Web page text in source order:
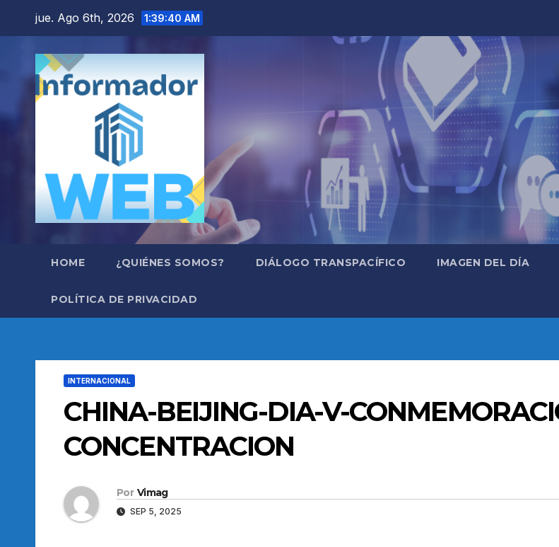
contenido
jue. Ago 6th, 2026 1:39:41 AM
HOME ¿QUIÉNES SOMOS? DIÁLOGO TRANSPACÍFICO IMAGEN DEL DÍA
POLÍTICA DE PRIVACIDAD
INTERNACIONAL
CHINA-BEIJING-DIA-V-
CONCENTRACION
Por Vimag
SEP 5, 2025